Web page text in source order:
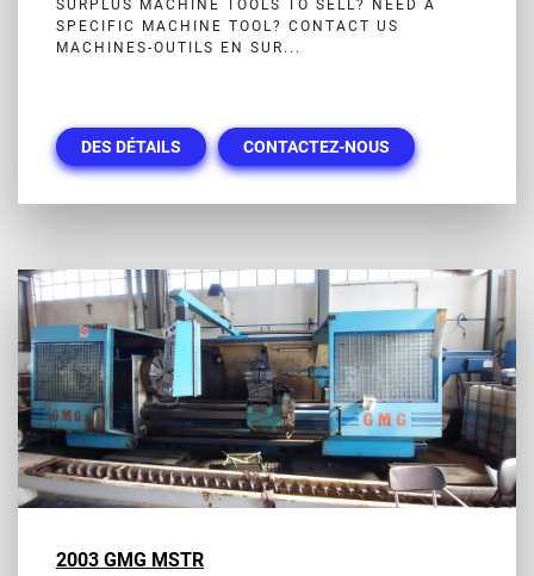
SURPLUS MACHINE TOOLS TO SELL? NEED A
SPECIFIC MACHINE TOOL? CONTACT US
MACHINES-OUTILS EN SUR...
DES DÉTAILS CONTACTEZ-NOUS
2003 GMG MSTR